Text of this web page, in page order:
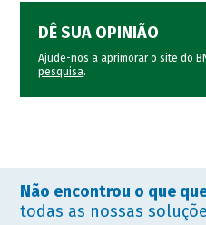
DÊ SUA OPINIÃO
Ajude-nos a aprimorar o site do
pesquisa.
Não encontrou o que
todas as nossas